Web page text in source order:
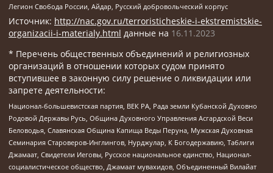
Легион Свобода России, Айдар, Русский добровольческий корпус
Источник: http://nac.gov.ru/terroristicheskie-i-ekstremistskie-
organizacii-i-materialy.html данные на 16.11.2023
* Перечень общественных объединений и религиозных
организаций в отношении которых судом принято
вступившее в законную силу решение о ликвидации или
запрете деятельности:
Национал-большевистская партия, ВЕК РА, Рада земли Кубанской Духовно
Родовой Державы Русь, Община Духовного Управления Асгардской Веси
Беловодья, Славянская Община Капища Веды Перуна, Мужская Духовная
Семинария Староверов-Инглингов, Нурджулар, К Богодержавию, Таблиги
Джамаат, Свидетели Иеговы, Русское национальное единство, Национал-
социалистическое общество, Джамаат мувахидов, Объединенный Вилайат